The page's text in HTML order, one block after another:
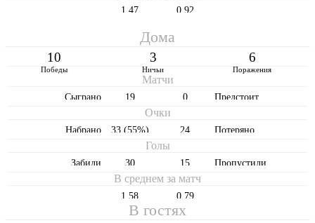
1,47 0,92
Дома
10 3 6
Победы Ничьи Поражения
Матчи
Cыграно 19 Предстоит
0
Очки
Набрано 33 (55%) Потеряно
24
Голы
Забили 30 Пропустили
15
В среднем за матч
1,58 0,79
В гостях